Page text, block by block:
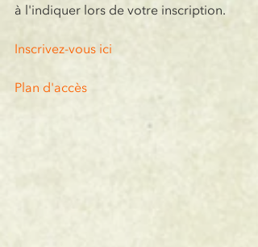
à l'indiquer lors de votre inscription.
Inscrivez-vous ici
Plan d'accès